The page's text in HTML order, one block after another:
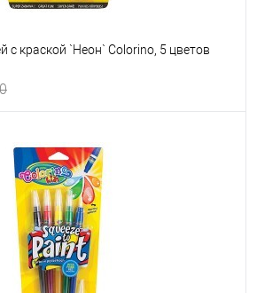
с краской `Неон` Colorino, 5 цветов
В наличии